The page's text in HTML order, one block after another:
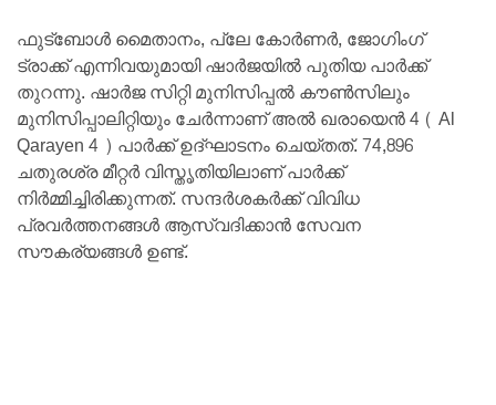
ഫുട്ബോൾ മൈതാനം, പ്ലേ കോർണർ, ജോഗിംഗ്
ട്രാക്ക് എന്നിവയുമായി ഷാർജയിൽ പുതിയ പാർക്ക്
തുറന്നു. ഷാർജ സിറ്റി മുനിസിപ്പൽ കൗൺസിലും
മുനിസിപ്പാലിറ്റിയും ചേർന്നാണ് അൽ ഖരായെൻ 4 ( Al
Qarayen 4 ) പാർക്ക് ഉദ്ഘാടനം ചെയ്തത്. 74,896
ചതുരശ്ര മീറ്റർ വിസ്തൃതിയിലാണ് പാർക്ക്
നിർമ്മിച്ചിരിക്കുന്നത്. സന്ദർശകർക്ക് വിവിധ
പ്രവർത്തനങ്ങൾ ആസ്വദിക്കാൻ സേവന
സൗകര്യങ്ങൾ ഉണ്ട്.